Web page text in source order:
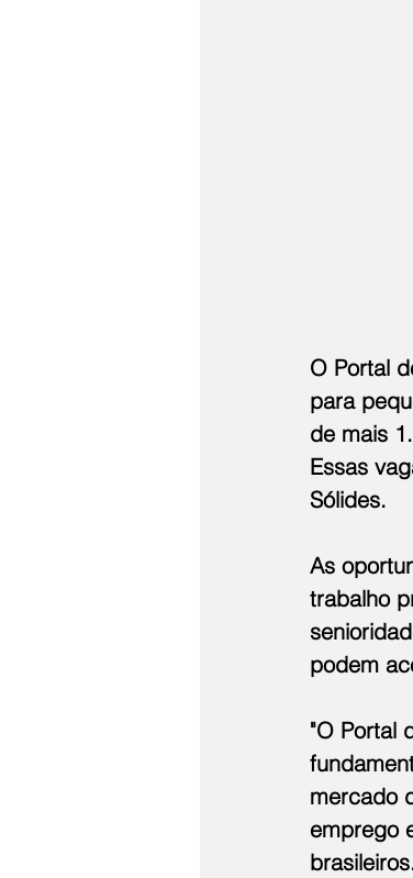
O Portal
para
de mais
Essas
Sólides.
As
trabalho
podem
"O Portal
mercado
emprego